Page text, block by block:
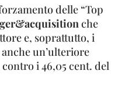
delle “Top
che
e, soprattutto, i
un’ulteriore
i 46,05 cent. del